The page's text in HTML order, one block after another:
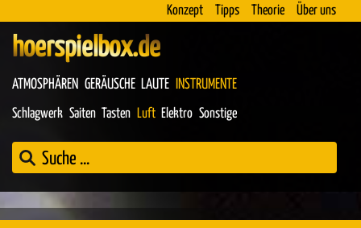
Konzept Tipps Theorie Über uns
hoerspielbox.de
ATMOSPHÄREN GERÄUSCHE LAUTE INSTRUMENTE
Schlagwerk Saiten Tasten Luft Elektro Sonstige